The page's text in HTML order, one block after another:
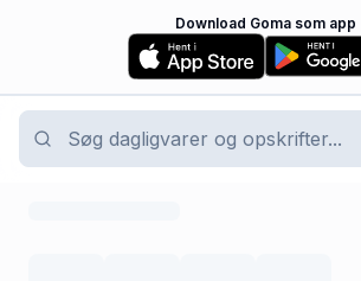
Download Goma som app